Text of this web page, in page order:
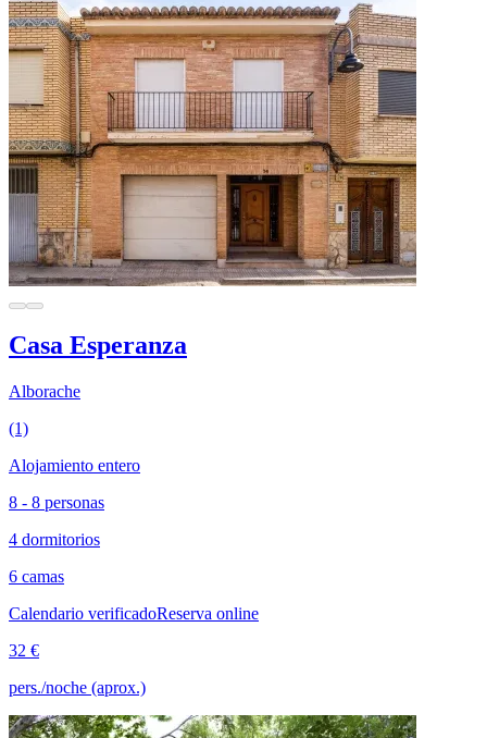
Casa Esperanza
Alborache
(1)
Alojamiento entero
8 - 8 personas
4 dormitorios
6 camas
Calendario verificadoReserva online
32 €
pers./noche (aprox.)